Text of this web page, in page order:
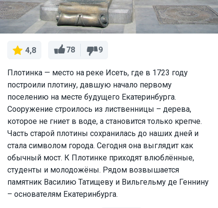
4,8 78 9
Плотинка — место на реке Исеть, где в 1723 году
построили плотину, давшую начало первому
поселению на месте будущего Екатеринбурга.
Сооружение строилось из лиственницы – дерева,
которое не гниет в воде, а становится только крепче.
Часть старой плотины сохранилась до наших дней и
стала символом города. Сегодня она выглядит как
обычный мост. К Плотинке приходят влюблённые,
студенты и молодожёны. Рядом возвышается
памятник Василию Татищеву и Вильгельму де Геннину
– основателям Екатеринбурга.